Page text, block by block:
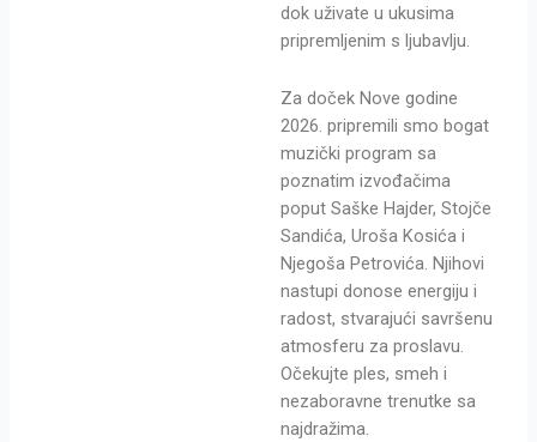
dok uživate u ukusima
pripremljenim s ljubavlju.
Za doček Nove godine
2026. pripremili smo bogat
muzički program sa
poznatim izvođačima
poput Saške Hajder, Stojče
Sandića, Uroša Kosića i
Njegoša Petrovića. Njihovi
nastupi donose energiju i
radost, stvarajući savršenu
atmosferu za proslavu.
Očekujte ples, smeh i
nezaboravne trenutke sa
najdražima.